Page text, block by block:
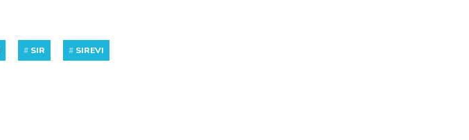
# SIR # SIREVI